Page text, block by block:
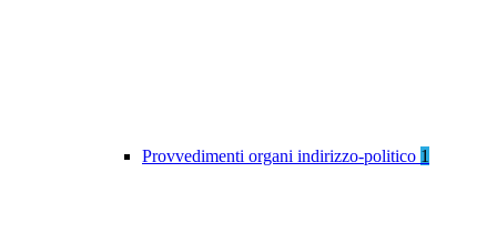
Provvedimenti organi indirizzo-politico 1